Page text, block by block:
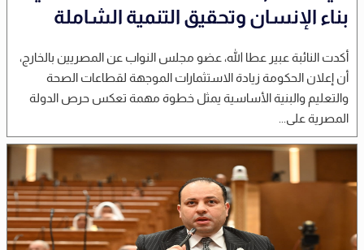
بناء الإنسان وتحقيق التنمية الشاملة
أكدت النائبة عبير عطا الله، عضو مجلس النواب عن المصريين بالخارج،
أن إعلان الحكومة زيادة الاستثمارات الموجهة لقطاعات الصحة
والتعليم والبنية الأساسية يمثل خطوة مهمة تعكس حرص الدولة
المصرية على...